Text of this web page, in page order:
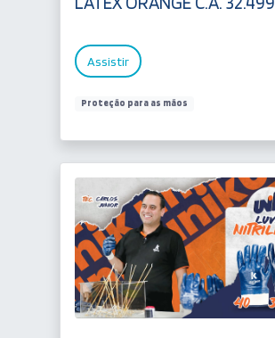
Assistir
Proteção para as mãos